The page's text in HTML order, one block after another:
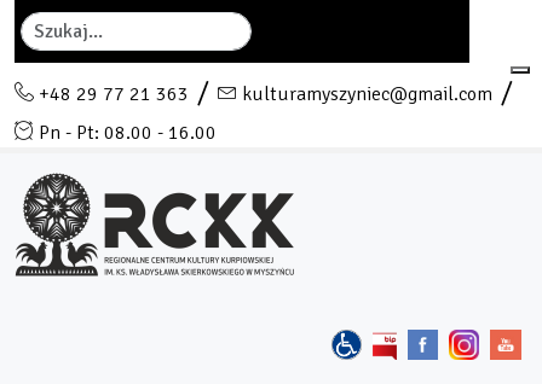
Szukaj
+48 29 77 21 363
kulturamyszyniec@gmail.com
Pn - Pt: 08.00 - 16.00